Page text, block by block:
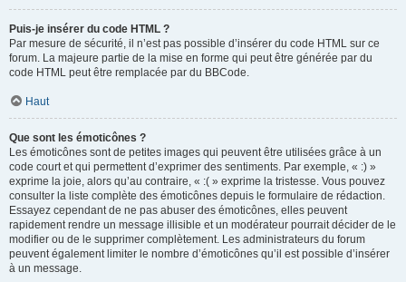
Puis-je insérer du code HTML ?
Par mesure de sécurité, il n’est pas possible d’insérer du code HTML sur ce
forum. La majeure partie de la mise en forme qui peut être générée par du
code HTML peut être remplacée par du BBCode.
Haut
Que sont les émoticônes ?
Les émoticônes sont de petites images qui peuvent être utilisées grâce à un
code court et qui permettent d’exprimer des sentiments. Par exemple, « :) »
exprime la joie, alors qu’au contraire, « :( » exprime la tristesse. Vous pouvez
consulter la liste complète des émoticônes depuis le formulaire de rédaction.
Essayez cependant de ne pas abuser des émoticônes, elles peuvent
rapidement rendre un message illisible et un modérateur pourrait décider de le
modifier ou de le supprimer complètement. Les administrateurs du forum
peuvent également limiter le nombre d’émoticônes qu’il est possible d’insérer
à un message.